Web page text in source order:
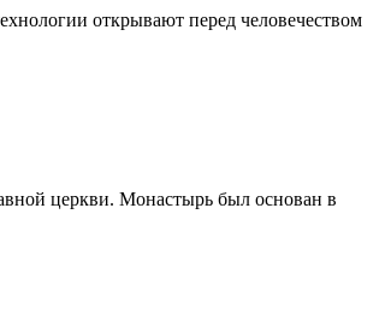
открывают перед человечеством
церкви. Монастырь был основан в